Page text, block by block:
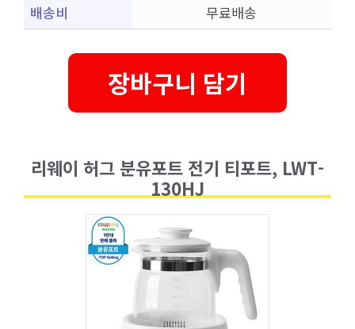
배송비
무료배송
장바구니 담기
리웨이 허그 분유포트 전기 티포트, LWT-
130HJ